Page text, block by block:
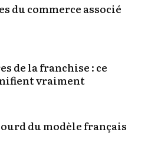
du commerce associé
de la franchise : ce
vraiment
du modèle français